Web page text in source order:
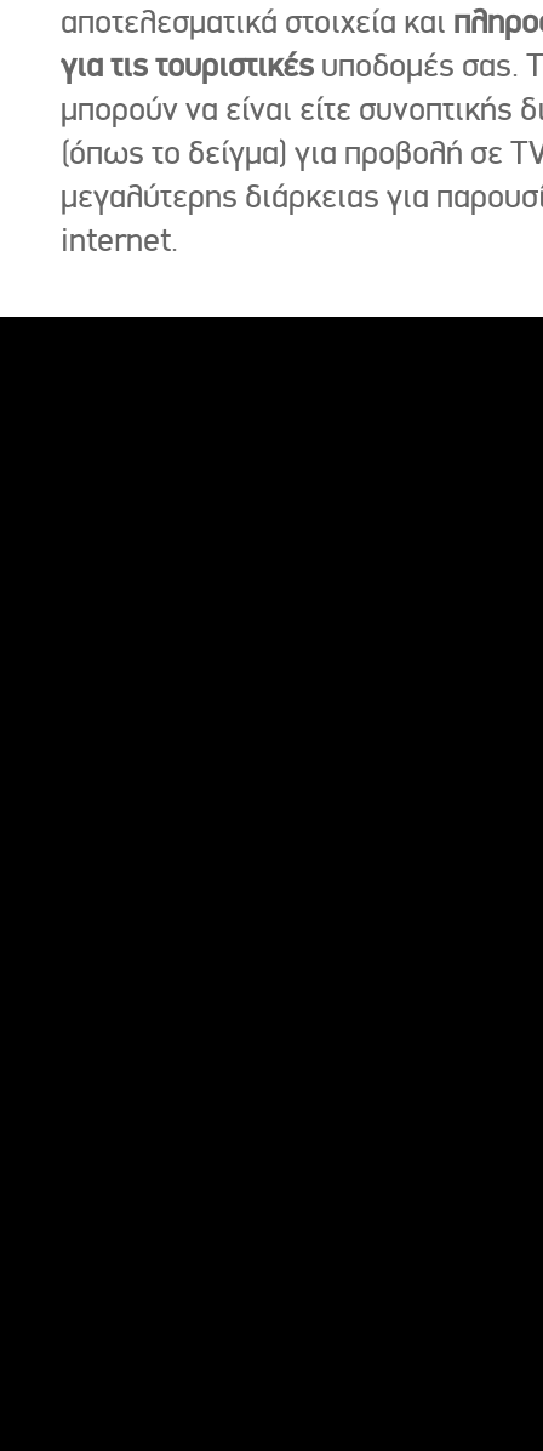
αποτελεσματικά στοιχεία και
για τις τουριστικές υποδομές σας.
μπορούν να είναι είτε συνοπτικής
(όπως το δείγμα) για προβολή σε
μεγαλύτερης διάρκειας για
internet.